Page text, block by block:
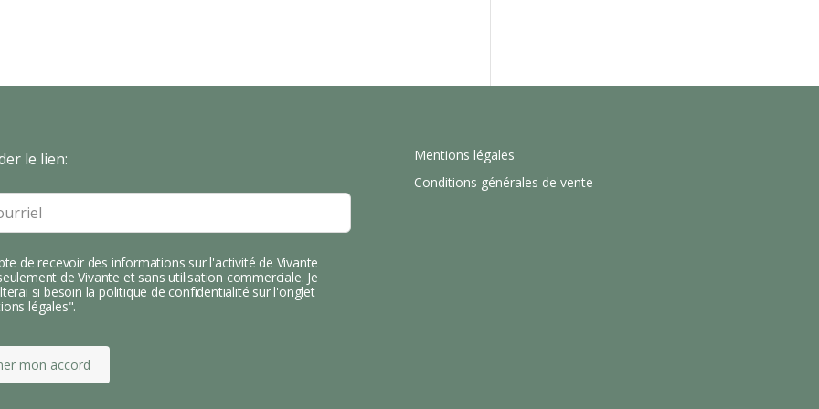
le lien:
de recevoir des informations sur l'activité de Vivante
de Vivante et sans utilisation commerciale. Je
si besoin la politique de confidentialité sur l'onglet
légales".
mon accord
Mentions légales
Conditions générales de vente